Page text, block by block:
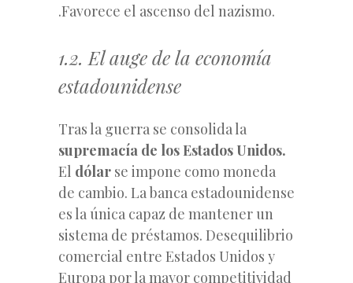
.Favorece el ascenso del nazismo.
1.2. El auge de la economía
estadounidense
Tras la guerra se consolida la
supremacía de los Estados Unidos.
El dólar se impone como moneda
de cambio. La banca estadounidense
es la única capaz de mantener un
sistema de préstamos. Desequilibrio
comercial entre Estados Unidos y
Europa por la mayor competitividad